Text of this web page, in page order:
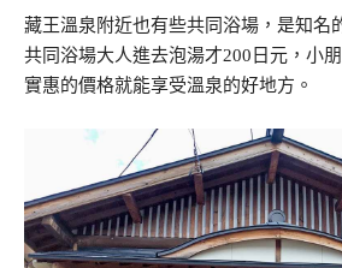
藏王溫泉附近也有些共同浴場，是知名
共同浴場大人進去泡湯才200日元，小
實惠的價格就能享受溫泉的好地方。